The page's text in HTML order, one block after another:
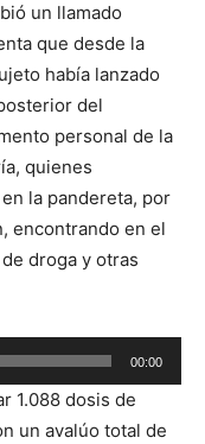
un llamado
que desde la
había lanzado
del
personal de la
quienes
la pandereta, por
encontrando en el
droga y otras
00:00
1.088 dosis de
un avalúo total de